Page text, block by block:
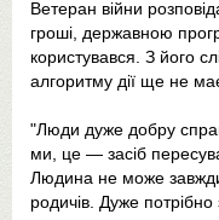
Ветеран війни
гроші, державною
користувався. З його
алгоритму дії ще не
"Люди дуже добру
ми, це — засіб
Людина не може завжди
родичів. Дуже